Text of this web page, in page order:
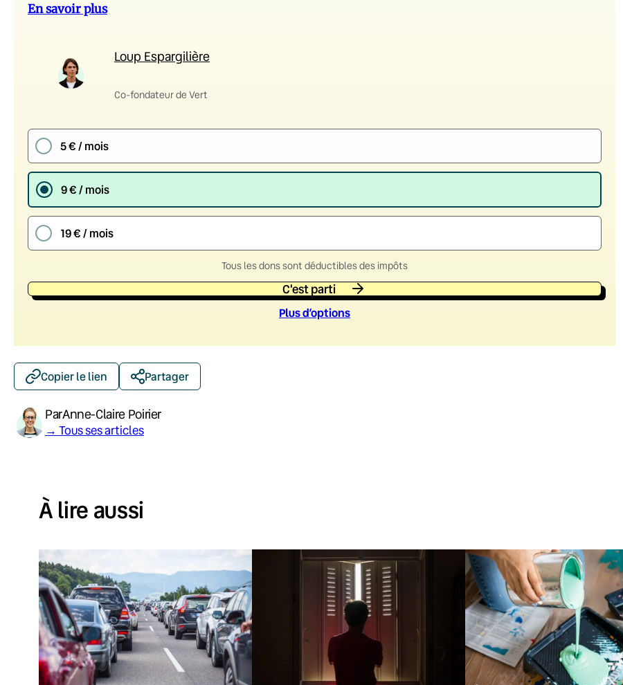
En savoir plus
Loup Espargilière
Co-fondateur de Vert
5 € / mois
9 € / mois
19 € / mois
Tous les dons sont déductibles des impôts
C'est parti
Plus d’options
Copier le lien Partager
ParAnne-Claire Poirier
→ Tous ses articles
À lire aussi